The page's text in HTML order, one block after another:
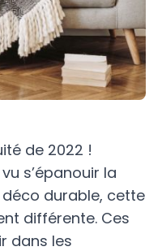
de 2022 !
s’épanouir la
durable, cette
différente. Ces
dans les